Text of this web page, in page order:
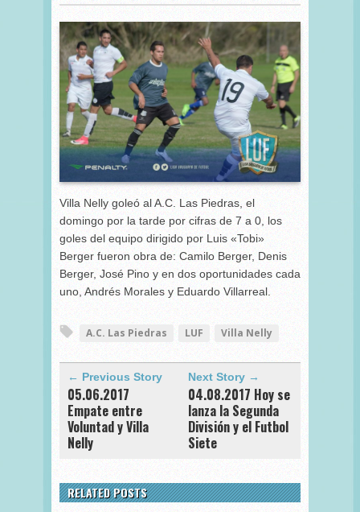
Villa Nelly goleó al A.C. Las Piedras, el
domingo por la tarde por cifras de 7 a 0, los
goles del equipo dirigido por Luis «Tobi»
Berger fueron obra de: Camilo Berger, Denis
Berger, José Pino y en dos oportunidades cada
uno, Andrés Morales y Eduardo Villarreal.
A.C. Las Piedras LUF Villa Nelly
← Previous Story
05.06.2017
Empate entre
Voluntad y Villa
Nelly
Next Story →
04.08.2017 Hoy se
lanza la Segunda
División y el Futbol
Siete
RELATED POSTS